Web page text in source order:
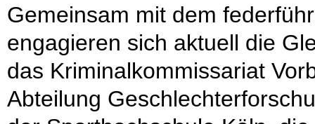
Gemeinsam mit dem
engagieren sich aktuell die
das Kriminalkommissariat
Abteilung